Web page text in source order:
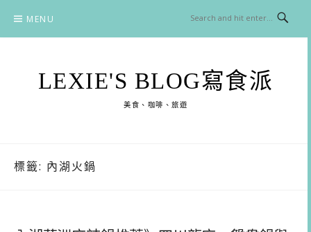
content
MENU
LEXIE'S BLOG寫食派
美食、咖啡、旅遊
標籤: 內湖火鍋